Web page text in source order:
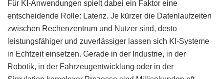
Für KI-Anwendungen spielt dabei ein Faktor eine
entscheidende Rolle: Latenz. Je kürzer die Datenlaufzeiten
zwischen Rechenzentrum und Nutzer sind, desto
leistungsfähiger und zuverlässiger lassen sich KI-Systeme
in Echtzeit einsetzen. Gerade in der Industrie, in der
Robotik, in der Fahrzeugentwicklung oder in der